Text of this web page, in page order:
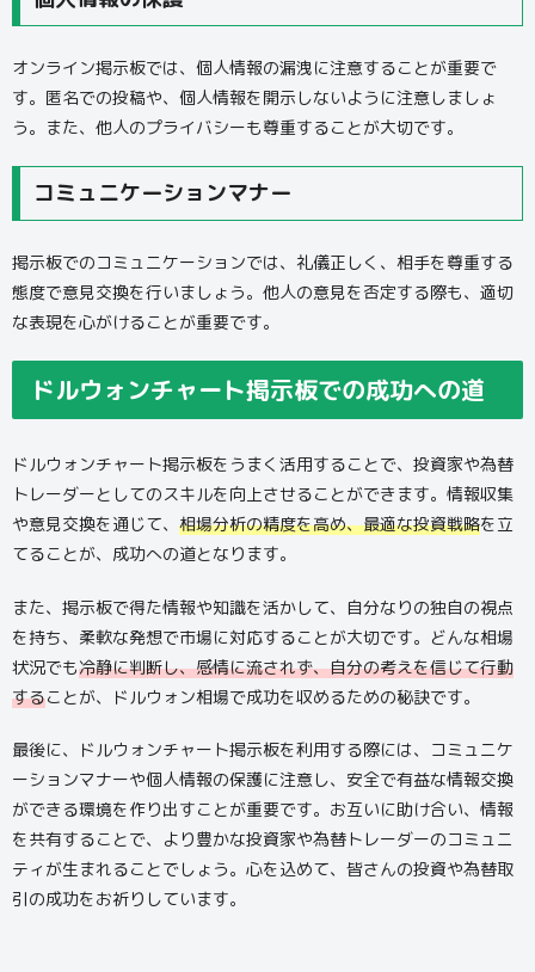
オンライン掲示板では、個人情報の漏洩に注意することが重要で
す。匿名での投稿や、個人情報を開示しないように注意しましょ
う。また、他人のプライバシーも尊重することが大切です。
コミュニケーションマナー
掲示板でのコミュニケーションでは、礼儀正しく、相手を尊重する
態度で意見交換を行いましょう。他人の意見を否定する際も、適切
な表現を心がけることが重要です。
ドルウォンチャート掲示板での成功への道
ドルウォンチャート掲示板をうまく活用することで、投資家や為替
トレーダーとしてのスキルを向上させることができます。情報収集
や意見交換を通じて、 相場分析の精度を高め、最適な投資戦略を立
てることが、成功への道となります。
また、掲示板で得た情報や知識を活かして、自分なりの独自の視点
を持ち、柔軟な発想で市場に対応することが大切です。どんな相場
状況でも冷静に判断し、感情に流されず、自分の考えを信じて行動
することが、ドルウォン相場で成功を収めるための秘訣です。
最後に、ドルウォンチャート掲示板を利用する際には、コミュニケ
ーションマナーや個人情報の保護に注意し、安全で有益な情報交換
ができる環境を作り出すことが重要です。お互いに助け合い、情報
を共有することで、より豊かな投資家や為替トレーダーのコミュニ
ティが生まれることでしょう。心を込めて、皆さんの投資や為替取
引の成功をお祈りしています。